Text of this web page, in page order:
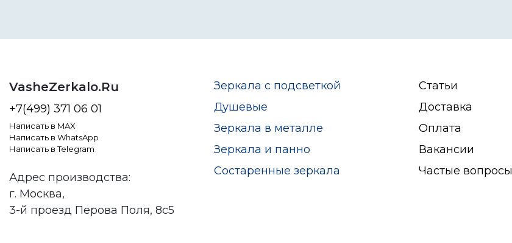
VasheZerkalo.Ru
+7(499) 371 06 01
Написать в MAX
Написать в WhatsApp
Написать в Telegram
Адрес производства:
г. Москва,
3-й проезд Перова Поля, 8с5
Зеркала с подсветкой
Душевые
Зеркала в металле
Зеркала и панно
Состаренные зеркала
Статьи
Доставка
Оплата
Вакансии
Частые вопросы